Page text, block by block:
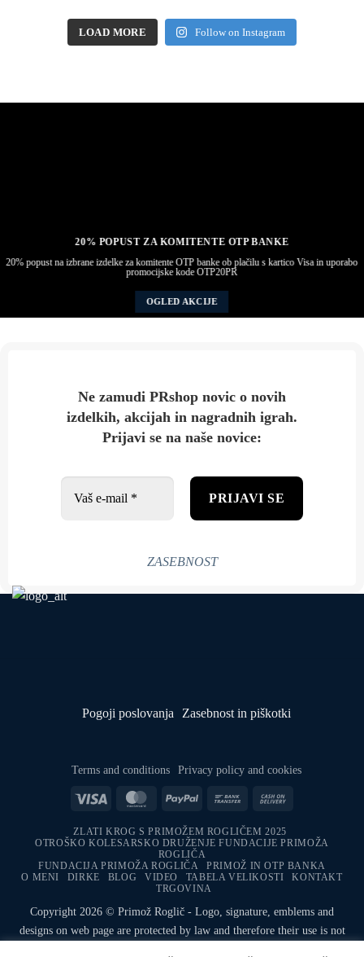
LOAD MORE Follow on Instagram
20% POPUST ZA KOMITENTE OTP BANKE
20% popust na izbrane izdelke za komitente OTP banke ob plačilu s kartico Visa in uporabo
promocijske kode OTP20PR
OGLED AKCIJE
Ne zamudi PRshop novic o novih
izdelkih, akcijah in nagradnih igrah.
Prijavi se na naše novice:
ZASEBNOST
Pogoji poslovanja Zasebnost in piškotki
Terms and conditions Privacy policy and cookies
MasterCardPayPal
Bank
Delivery
ZLATI KROG S PRIMOŽEM ROGLIČEM 2025
OTROŠKO KOLESARSKO DRUŽENJE FUNDACIJE PRIMOŽA
ROGLIČA
FUNDACIJA PRIMOŽA ROGLIČA
PRIMOŽ IN OTP BANKA
O MENI
DIRKE BLOG VIDEO TABELA VELIKOSTI
KONTAKT
TRGOVINA
Copyright 2026 © Primož Roglič - Logo, signature, emblems and
designs on web page are protected by law and therefore their use is not